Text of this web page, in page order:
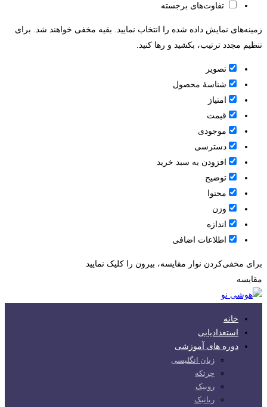
تفاوت‌های برجسته
زمینه‌های نمایش داده شده را انتخاب نمایید. بقیه مخفی خواهند شد. برای
تنظیم مجدد ترتیب، بکشید و رها کنید.
تصویر
شناسۀ محصول
امتیاز
قيمت
موجودی
دسترسی
افزودن به سبد خرید
توضیح
محتوا
وزن
اندازه
اطلاعات اضافی
برای مخفی‌کردن نوار مقایسه، بیرون را کلیک نمایید
مقایسه
خانه
استعدادیابی
دوره های آموزشی
زبان انگلیسی
چرتکه
روبیک
رباتیک